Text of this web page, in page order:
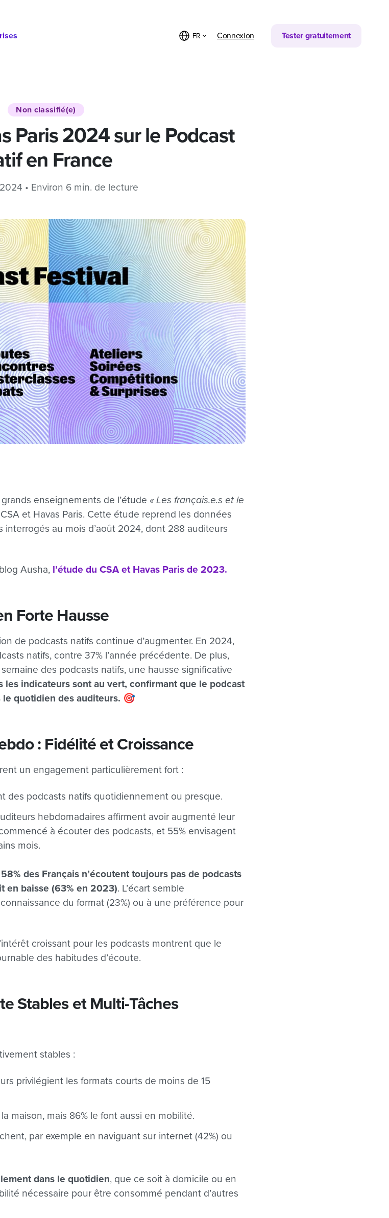
FR Connexion Tester gratuitement
Non classifié(e)
Paris 2024 sur le Podcast
en France
• Environ 6 min. de lecture
enseignements de l’étude« Les français.e.s et le
et Havas Paris. Cette étude reprend les données
interrogés au mois d’août 2024, dont 288 auditeurs
Ausha, l’étude du CSA et Havas Paris de 2023.
Forte Hausse
de podcasts natifs continue d’augmenter. En 2024,
natifs, contre 37% l’année précédente. De plus,
des podcasts natifs, une hausse significative
les indicateurs sont au vert, confirmant que le podcast
le quotidien des auditeurs. 🎯
: Fidélité et Croissance
un engagement particulièrement fort :
des podcasts natifs quotidiennement ou presque.
hebdomadaires affirment avoir augmenté leur
à écouter des podcasts, et 55% envisagent
mois.
des Français n’écoutent toujours pas de podcasts
en baisse (63% en 2023). L’écart semble
du format (23%) ou à une préférence pour
croissant pour les podcasts montrent que le
des habitudes d’écoute.
Stables et Multi-Tâches
stables :
privilégient les formats courts de moins de 15
maison, mais 86% le font aussi en mobilité.
par exemple en naviguant sur internet (42%) ou
dans le quotidien, que ce soit à domicile ou en
nécessaire pour être consommé pendant d’autres